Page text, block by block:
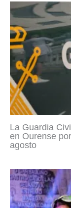
La Guardia
en Ourense
agosto